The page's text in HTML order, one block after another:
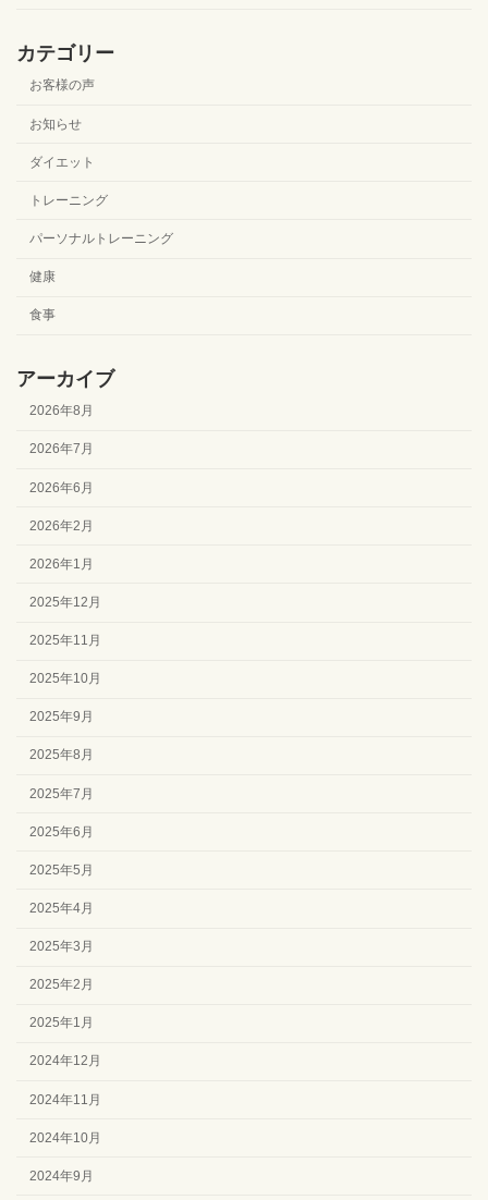
カテゴリー
お客様の声
お知らせ
ダイエット
トレーニング
パーソナルトレーニング
健康
食事
アーカイブ
2026年8月
2026年7月
2026年6月
2026年2月
2026年1月
2025年12月
2025年11月
2025年10月
2025年9月
2025年8月
2025年7月
2025年6月
2025年5月
2025年4月
2025年3月
2025年2月
2025年1月
2024年12月
2024年11月
2024年10月
2024年9月